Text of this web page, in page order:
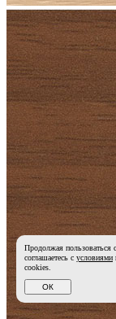
Продолжая пользоваться
соглашаетесь с условиями
cookies.
ОК